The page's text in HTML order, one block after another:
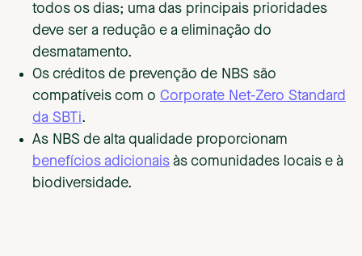
todos os dias; uma das principais prioridades
deve ser a redução e a eliminação do
desmatamento.
Os créditos de prevenção de NBS são
compatíveis com o Corporate Net-Zero Standard
da SBTi.
As NBS de alta qualidade proporcionam
benefícios adicionais às comunidades locais e à
biodiversidade.